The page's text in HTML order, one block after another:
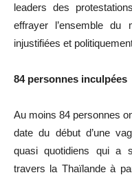
leaders des
effrayer l’ensemble du
injustifiées et
84 personnes inculpées
Au moins 84 personnes
date du début d’une
quasi quotidiens qui a
travers la Thaïlande à